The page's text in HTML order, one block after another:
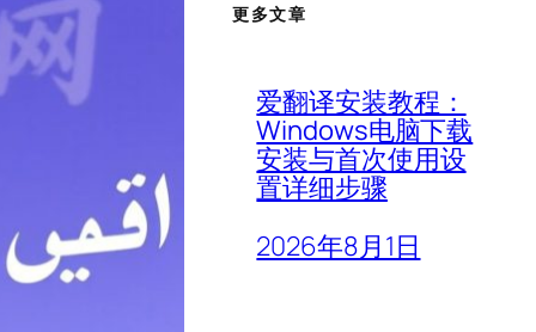
更多文章
爱翻译安装教程：
Windows电脑下载
安装与首次使用设
置详细步骤
2026年8月1日